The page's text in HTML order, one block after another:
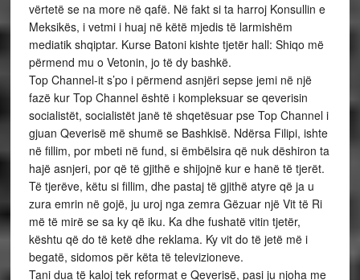
vërtetë se na more në qafë. Në fakt si ta harroj Konsullin e
Meksikës, i vetmi i huaj në këtë mjedis të larmishëm
mediatik shqiptar. Kurse Batoni kishte tjetër hall: Shiqo më
përmend mu o Vetonin, jo të dy bashkë.
Top Channel-it s’po i përmend asnjëri sepse jemi në një
fazë kur Top Channel është i kompleksuar se qeverisin
socialistët, socialistët janë të shqetësuar pse Top Channel i
gjuan Qeverisë më shumë se Bashkisë. Ndërsa Filipi, ishte
në fillim, por mbeti në fund, si ëmbëlsira që nuk dëshiron ta
hajë asnjeri, por që të gjithë e shijojnë kur e hanë të tjerët.
Të tjerëve, këtu si fillim, dhe pastaj të gjithë atyre që ja u
zura emrin në gojë, ju uroj nga zemra Gëzuar një Vit të Ri
më të mirë se sa ky që iku. Ka dhe fushatë vitin tjetër,
kështu që do të ketë dhe reklama. Ky vit do të jetë më i
begatë, sidomos për këta të televizioneve.
Tani dua të kaloj tek reformat e Qeverisë, pasi ju njoha me